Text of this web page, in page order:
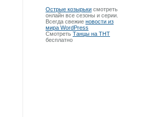
Острые козырьки смотреть
онлайн все сезоны и серии.
Всегда свежие новости из
мира WordPress
Смотреть Танцы на ТНТ
бесплатно